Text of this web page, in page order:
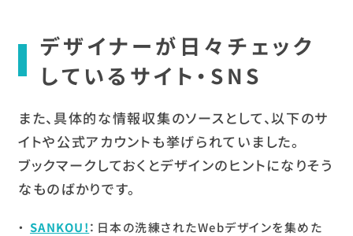
デザイナーが日々チェック
しているサイト・SNS
また、具体的な情報収集のソースとして、以下のサ
イトや公式アカウントも挙げられていました。
ブックマークしておくとデザインのヒントになりそう
なものばかりです。
SANKOU!：日本の洗練されたWebデザインを集めた